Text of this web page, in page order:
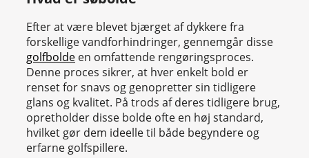
Efter at være blevet bjærget af dykkere fra
forskellige vandforhindringer, gennemgår disse
golfbolde en omfattende rengøringsproces.
Denne proces sikrer, at hver enkelt bold er
renset for snavs og genopretter sin tidligere
glans og kvalitet. På trods af deres tidligere brug,
opretholder disse bolde ofte en høj standard,
hvilket gør dem ideelle til både begyndere og
erfarne golfspillere.